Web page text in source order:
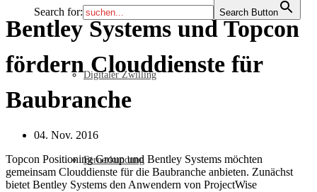
Digitaler Zwilling
Fernerkundung
Search for: Search Button
Bentley Systems und Topcon
fördern Clouddienste für
Baubranche
04. Nov. 2016
Topcon Positioning Group und Bentley Systems möchten
gemeinsam Clouddienste für die Baubranche anbieten. Zunächst
bietet Bentley Systems den Anwendern von ProjectWise